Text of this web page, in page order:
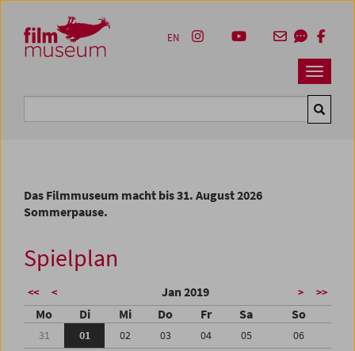
Zum Inhalt
Zum Hauptmenü
Zur Servicenavigation
Zum Suche
Navbar
EN
Das Filmmuseum macht bis 31. August 2026
Sommerpause.
Spielplan
<< < Jan 2019 > >>
Mo Di Mi Do Fr Sa So
31 01 02 03 04 05
06